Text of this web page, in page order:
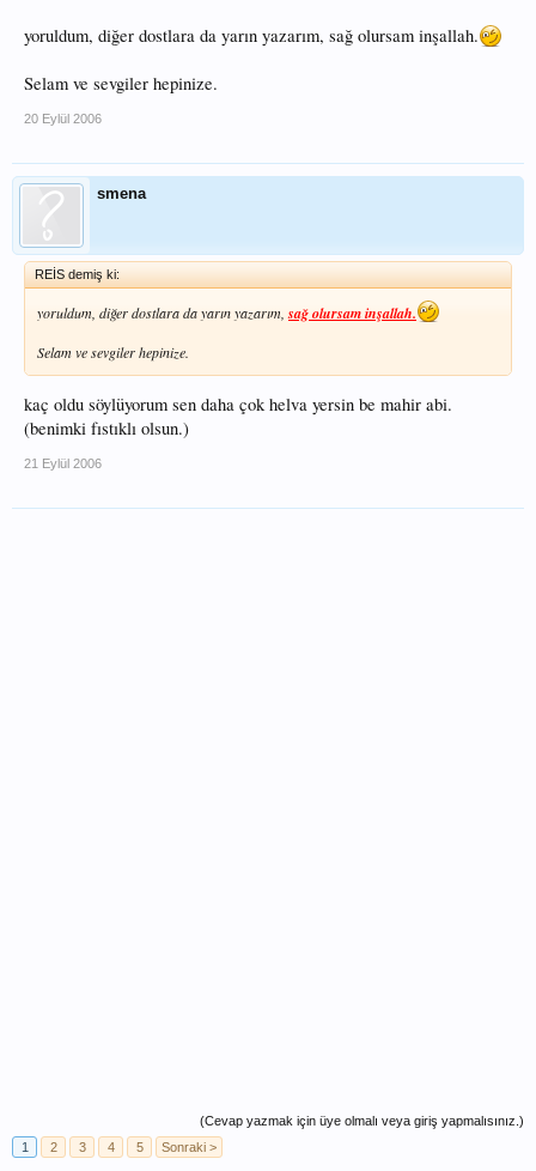
yoruldum, diğer dostlara da yarın yazarım, sağ olursam inşallah.
Selam ve sevgiler hepinize.
20 Eylül 2006
smena
REİS demiş ki:
yoruldum, diğer dostlara da yarın yazarım, sağ olursam inşallah.
Selam ve sevgiler hepinize.
kaç oldu söylüyorum sen daha çok helva yersin be mahir abi.
(benimki fıstıklı olsun.)
21 Eylül 2006
(Cevap yazmak için üye olmalı veya giriş yapmalısınız.)
1
2 3 4 5 Sonraki >